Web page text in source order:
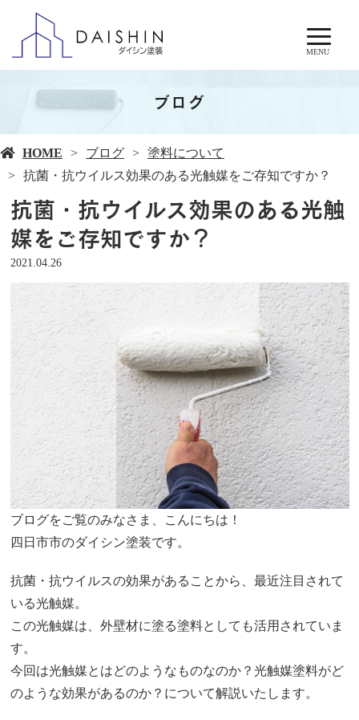
MENU
ブログ
HOME ブログ
塗料について
抗菌・抗ウイルス効果のある光触媒をご存知ですか？
抗菌・抗ウイルス効果のある光触
媒をご存知ですか？
2021.04.26
ブログをご覧のみなさま、こんにちは！
四日市市のダイシン塗装です。
抗菌・抗ウイルスの効果があることから、最近注目されて
いる光触媒。
この光触媒は、外壁材に塗る塗料としても活用されていま
す。
今回は光触媒とはどのようなものなのか？光触媒塗料がど
のような効果があるのか？について解説いたします。